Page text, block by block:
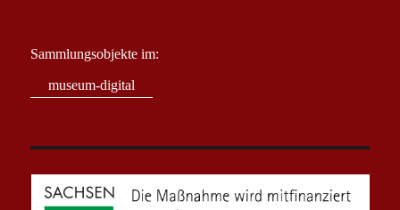
Sammlungsobjekte im:
museum-digital